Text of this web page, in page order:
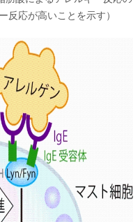
反応が高いことを示す）